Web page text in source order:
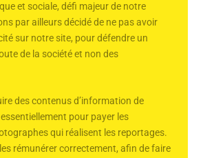
et sociale, défi majeur de notre
par ailleurs décidé de ne pas avoir
sur notre site, pour défendre un
de la société et non des
des contenus d’information de
pour payer les
qui réalisent les reportages.
rémunérer correctement, afin de faire